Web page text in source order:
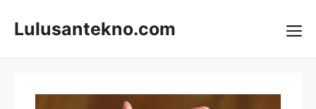
Lulusantekno.com